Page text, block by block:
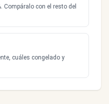
Compáralo con el resto del
cuáles congelado y